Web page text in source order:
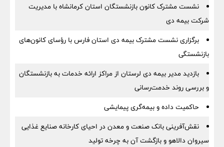
نشست مشترک کانون بازنشستگان استان کرمانشاه با مدیریت
شرکت بیمه دی
برگزاری نشست مشترک بیمه دی استان فارس با رؤسای کانون‌های
بازنشستگی
بازدید مدیر بیمه دی لرستان از مراکز ارائه خدمات به بازنشستگان
و بررسی روند خدمت‌رسانی
حاکمیت داده و بیمه‌گری پیمایشی
نقش‌آفرینی بانک صنعت و معدن در احیای کارخانه صنایع غذایی
سیروان دالاهو و بازگشت آن به چرخه تولید